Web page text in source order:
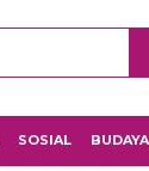
SOSIAL BUDAYA